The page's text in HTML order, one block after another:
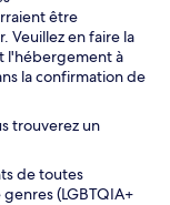
être
Veuillez en faire la
l'hébergement à
la confirmation de
trouverez un
de toutes
(LGBTQIA+